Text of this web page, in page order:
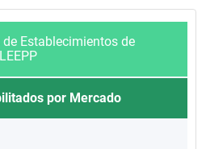
Establecimientos de
por Mercado